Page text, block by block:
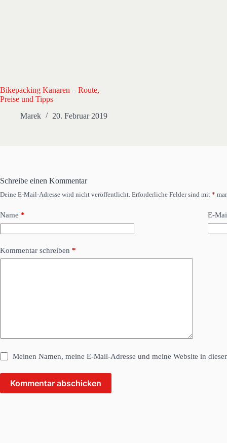
Bikepacking Kanaren – Route,
Preise und Tipps
Marek
20. Februar 2019
Schreibe einen Kommentar
Deine E-Mail-Adresse wird nicht veröffentlicht. Erforderliche Felder sind mit *
Name * E-
Kommentar schreiben *
Meinen Namen, meine E-Mail-Adresse und meine Website in
Kommentar abschicken